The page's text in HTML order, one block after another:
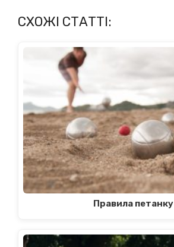
СХОЖІ СТАТТІ:
Правила петанку